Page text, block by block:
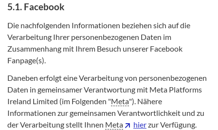
5.1. Facebook
Die nachfolgenden Informationen beziehen sich auf die
Verarbeitung Ihrer personenbezogenen Daten im
Zusammenhang mit Ihrem Besuch unserer Facebook
Fanpage(s).
Daneben erfolgt eine Verarbeitung von personenbezogenen
Daten in gemeinsamer Verantwortung mit Meta Platforms
Ireland Limited (im Folgenden "Meta"). Nähere
Informationen zur gemeinsamen Verantwortlichkeit und zu
der Verarbeitung stellt Ihnen Meta hierzur Verfügung.